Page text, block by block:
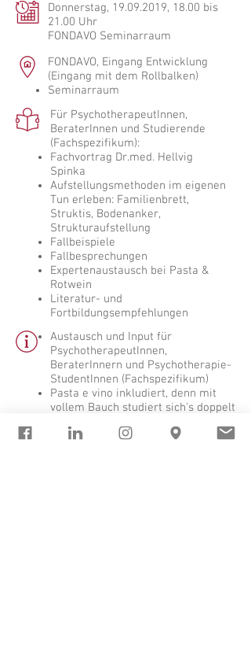
Donnerstag, 19.09.2019, 18.00 bis
21.00 Uhr
FONDAVO Seminarraum
FONDAVO, Eingang Entwicklung
(Eingang mit dem Rollbalken)
Seminarraum
Für PsychotherapeutInnen,
BeraterInnen und Studierende
(Fachspezifikum):
Fachvortrag Dr.med. Hellvig
Spinka
Aufstellungsmethoden im eigenen
Tun erleben: Familienbrett,
Struktis, Bodenanker,
Strukturaufstellung
Fallbeispiele
Fallbesprechungen
Expertenaustausch bei Pasta &
Rotwein
Literatur- und
Fortbildungsempfehlungen
Austausch und Input für
PsychotherapeutInnen,
BeraterInnern und Psychotherapie-
StudentInnen (Fachspezifikum)
Pasta e vino inkludiert, denn mit
vollem Bauch studiert sich's doppelt